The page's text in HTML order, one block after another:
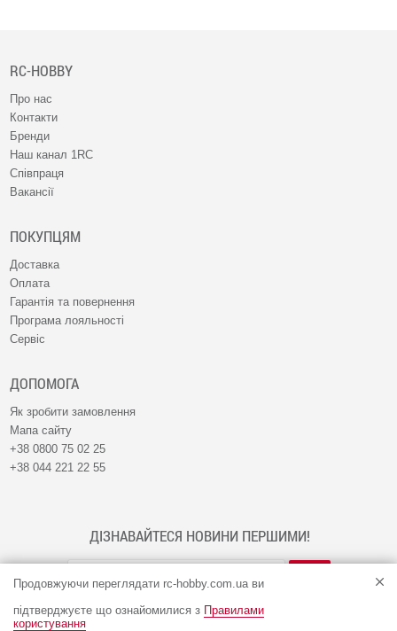
Продовжуючи переглядати rc-hobby.com.ua ви
підтверджуєте що ознайомилися з Правилами
користування
RC-HOBBY
Про нас
Контакти
Бренди
Наш канал 1RC
Співпраця
Вакансії
ПОКУПЦЯМ
Доставка
Оплата
Гарантія та повернення
Програма лояльності
Сервіс
ДОПОМОГА
Як зробити замовлення
Мапа сайту
+38 0800 75 02 25
+38 044 221 22 55
ДІЗНАВАЙТЕСЯ НОВИНИ ПЕРШИМИ!